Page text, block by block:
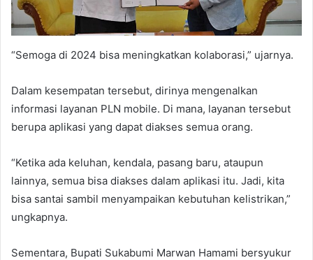
“Semoga di 2024 bisa meningkatkan kolaborasi,” ujarnya.
Dalam kesempatan tersebut, dirinya mengenalkan
informasi layanan PLN mobile. Di mana, layanan tersebut
berupa aplikasi yang dapat diakses semua orang.
“Ketika ada keluhan, kendala, pasang baru, ataupun
lainnya, semua bisa diakses dalam aplikasi itu. Jadi, kita
bisa santai sambil menyampaikan kebutuhan kelistrikan,”
ungkapnya.
Sementara, Bupati Sukabumi Marwan Hamami bersyukur